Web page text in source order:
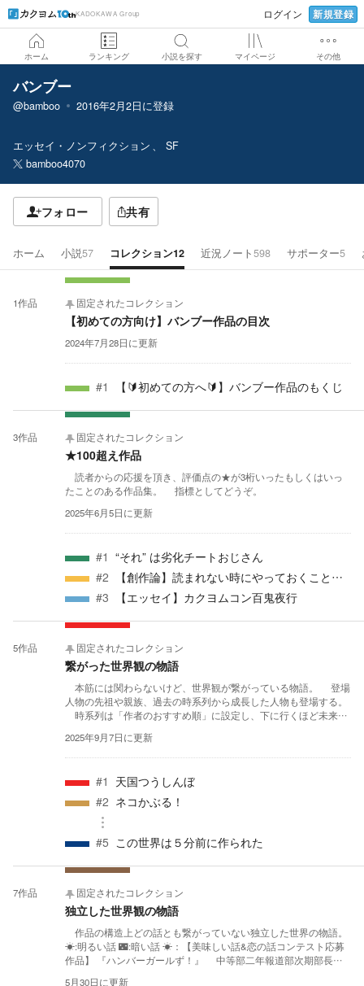
KADOKAWA Group ログイン 新規登録
ホーム ランキング 小説を探す マイページ その他
バンブー
@bamboo 2016年2月2日に登録
エッセイ・ノンフィクション
SF
bamboo4070
フォロー 共有
ホーム 小説57 コレクション12 近況ノート 598 サポーター5
1作品 固定されたコレクション
【初めての方向け】バンブー作品の目次
2024年7月28日に更新
#1 【🔰初めての方へ🔰】バンブー作品のもくじ
3作品 固定されたコレクション
★100超え作品
読者からの応援を頂き、評価点の★が3桁いったもしくはいっ
たことのある作品集。 指標としてどうぞ。
2025年6月5日に更新
#1 “それ” は劣化チートおじさん
#2
【創作論】読まれない時にやっておくことシミュレータ
#3 【エッセイ】カクヨムコン百鬼夜行
5作品 固定されたコレクション
繋がった世界観の物語
本筋には関わらないけど、世界観が繋がっている物語。 登場
人物の先祖や親族、過去の時系列から成長した人物も登場する。
時系列は「作者のおすすめ順」に設定し、下に行くほど未来の
い話 🌃:暗い話 🌃：【第一回カクヨムwebコンテスト応募作品】
『この世界は五秒前に作られた』 暗い成分が多い現代SF長編
ラクタ同士の討論を軸に解決策を模索し主人公が走り回って展開
が進む。戦闘はほとんどない。 私がカクヨム内でメインに進め
ているシナリオです。 ですがシナリオ難度の高さでエタッテい
るので本当に申し訳ございません。頑張ります！ 四章構成を想
定しており、現在第一章が完結し二章に取り掛かっています。
が復活してます。長い目で見ていただければと思います。 想定
ディーズコンテスト応募作品】 『ネコかぶる！』 明るくもち
ょっとシリアスなSF成分の多い現代青春ラブコメディ。中編シナ
を阻止する為に頑張る話。 私の中では実験的な物語として投稿
させて頂いております。一部の男性の貞操概念をメインとしてい
る為、どちらかというと男性向けのシナリオだと思います。 想
定対象読者層：中学生～大学生、SF好き、猫好き、少し奇抜な話
2025年9月7日に更新
#1 天国つうしんぼ
#2 ネコかぶる！
#5 この世界は５分前に作られた
7作品 固定されたコレクション
独立した世界観の物語
作品の構造上どの話とも繋がっていない独立した世界の物語。
☀:明るい話 🌃:暗い話 ☀：【美味しい話&恋の話コンテスト応募
作品】 『ハンバーガールず！』 中等部二年報道部次期部長の
5月30日に更新